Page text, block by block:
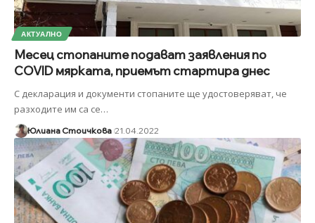
АКТУАЛНО
Месец стопаните подават заявления по
COVID мярката, приемът стартира днес
С декларация и документи стопаните ще удостоверяват, че
разходите им са се…
Юлиана Стоичкова 21.04.2022